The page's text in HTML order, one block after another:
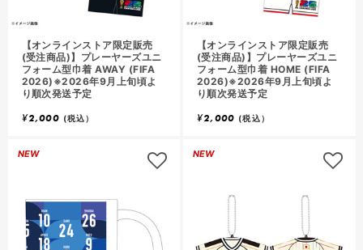
【オンラインストア限定販売
(受注商品)】プレーヤーズユニ
フォーム型巾着 AWAY (FIFA
2026)※2026年9月上旬頃よ
り順次発送予定
¥2,000 (税込）
【オンラインストア限定販売
(受注商品)】プレーヤーズユニ
フォーム型巾着 HOME (FIFA
2026)※2026年9月上旬頃よ
り順次発送予定
¥2,000 (税込）
NEW NEW